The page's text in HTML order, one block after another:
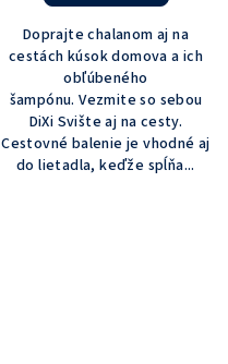
Doprajte chalanom aj na
cestách kúsok domova a ich
obľúbeného
šampónu. Vezmite so sebou
DiXi Svište aj na cesty.
Cestovné balenie je vhodné aj
do lietadla, keďže spĺňa...